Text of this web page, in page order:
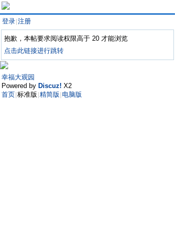
登录 注册
抱歉，本帖要求阅读权限高于 20 才能浏览
点击此链接进行跳转
幸福大观园
Powered by Discuz! X2
首页 标准版 精简版 电脑版